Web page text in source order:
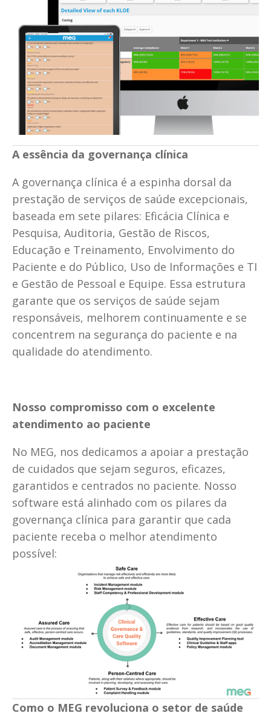
A essência da governança clínica
A governança clínica é a espinha dorsal da
prestação de serviços de saúde excepcionais,
baseada em sete pilares: Eficácia Clínica e
Pesquisa, Auditoria, Gestão de Riscos,
Educação e Treinamento, Envolvimento do
Paciente e do Público, Uso de Informações e TI
e Gestão de Pessoal e Equipe. Essa estrutura
garante que os serviços de saúde sejam
responsáveis, melhorem continuamente e se
concentrem na segurança do paciente e na
qualidade do atendimento.
Nosso compromisso com o excelente
atendimento ao paciente
No MEG, nos dedicamos a apoiar a prestação
de cuidados que sejam seguros, eficazes,
garantidos e centrados no paciente. Nosso
software está alinhado com os pilares da
governança clínica para garantir que cada
paciente receba o melhor atendimento
possível:
Como o MEG revoluciona o setor de saúde